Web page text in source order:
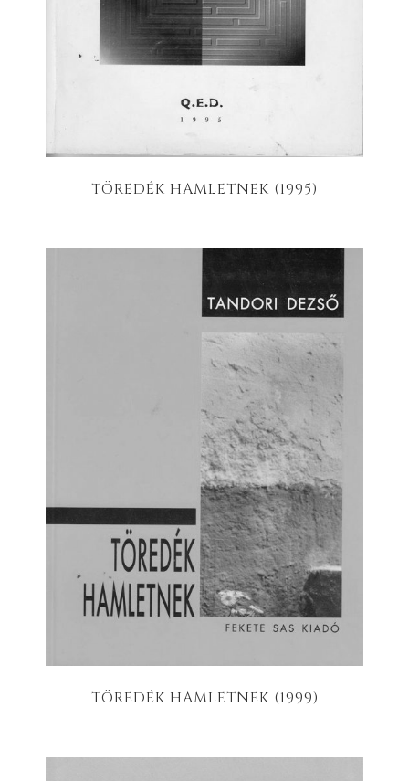
TÖREDÉK HAMLETNEK (1995)
TÖREDÉK HAMLETNEK (1999)